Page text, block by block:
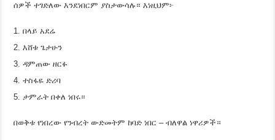
ሰዎች ተገድለው እንደነበርም ያስታውሳሉ። እነዚህም፦
በላይ አደሬ
እሸቱ ጌታሁን
ዳምጠው ዘርፉ
ተስፋዬ ድሪባ
ታምራት በቀለ ነበሩ።
በወቅቱ የነበረው የንብረት ውድመትም ከባድ ነበር – ብለዋል ነዋሪዎች።